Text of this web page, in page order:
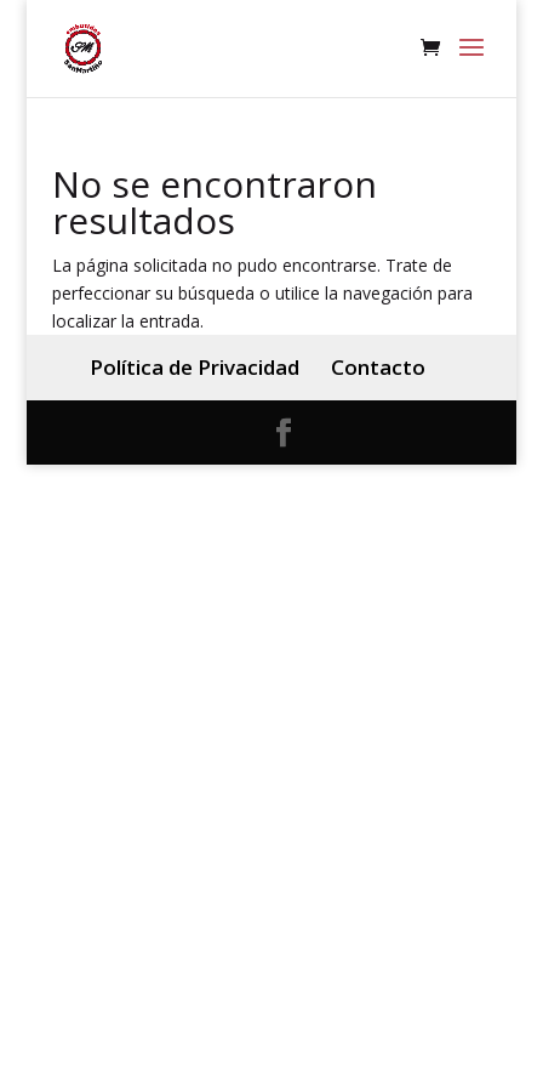
No se encontraron
resultados
La página solicitada no pudo encontrarse. Trate de
perfeccionar su búsqueda o utilice la navegación para
localizar la entrada.
Política de Privacidad Contacto